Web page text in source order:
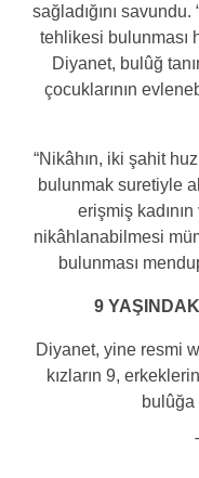
sağladığını
tehlikesi bulunması
Diyanet, bulûğ
çocuklarının
“Nikâhın, iki şahit
bulunmak suretiyle
erişmiş
nikâhlanabilmesi
bulunması
9
Diyanet, yine resmi
kızların 9,
bulûğa